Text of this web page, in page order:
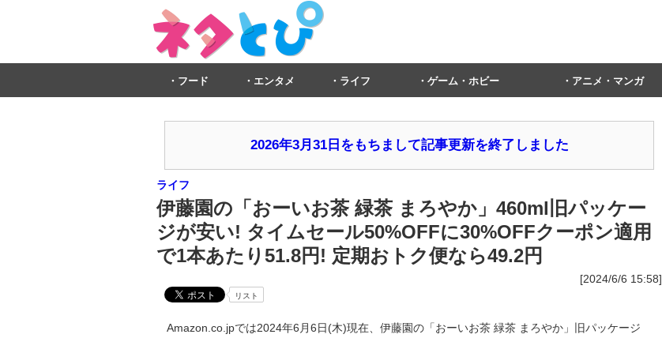
フード エンタメ ライフ ゲーム・ホビー アニメ・マンガ
2026年3月31日をもちまして記事更新を終了しました
ライフ
伊藤園の「おーいお茶 緑茶 まろやか」460ml旧パッケー
ジが安い! タイムセール50%OFFに30%OFFクーポン適用
で1本あたり51.8円! 定期おトク便なら49.2円
[2024/6/6 15:58]
リスト
Amazon.co.jpでは2024年6月6日(木)現在、伊藤園の「おーいお茶 緑茶 まろやか」旧パッケージ